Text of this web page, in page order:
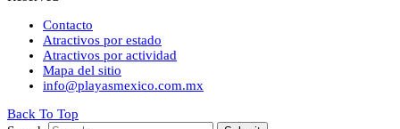
Contacto
Atractivos por estado
Atractivos por actividad
Mapa del sitio
info@playasmexico.com.mx
Back To Top